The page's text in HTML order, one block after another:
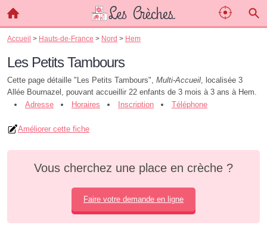
Accueil > Hauts-de-France > Nord > Hem
Les Petits Tambours
Cette page détaille "Les Petits Tambours", Multi-Accueil, localisée 3
Allée Bournazel, pouvant accueillir 22 enfants de 3 mois à 3 ans à Hem.
Adresse
Horaires Inscription Téléphone
Améliorer cette fiche
Vous cherchez une place en crèche ?
Faire votre demande en ligne